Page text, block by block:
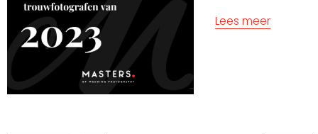
Lees meer